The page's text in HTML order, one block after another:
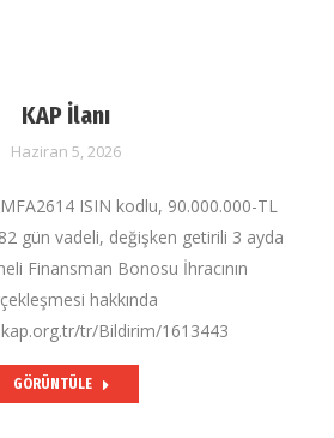
KAP İlanı
Haziran 5, 2026
ISIN kodlu, 90.000.000-TL
gün vadeli, değişken getirili 3 ayda
Finansman Bonosu İhracının
hakkında
tr/Bildirim/1613443
GÖRÜNTÜLE